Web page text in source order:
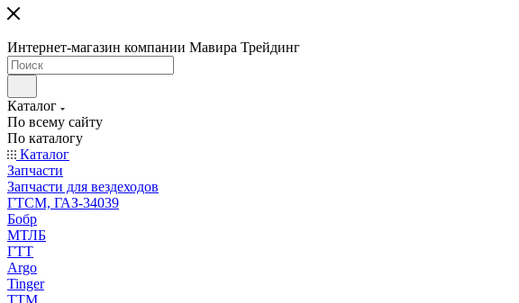
Интернет-магазин компании Мавира Трейдинг
Каталог
По всему сайту
По каталогу
Каталог
Запчасти
Запчасти для вездеходов
ГТСМ, ГАЗ-34039
Бобр
МТЛБ
ГТТ
Argo
Tinger
ТТМ